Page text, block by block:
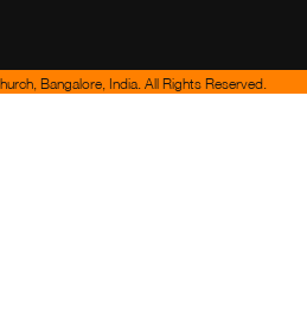
Bangalore, India. All Rights Reserved.